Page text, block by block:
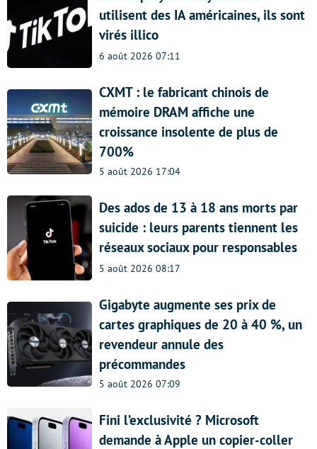
utilisent des IA américaines, ils sont
virés illico
6 août 2026 07:11
CXMT : le fabricant chinois de
mémoire DRAM affiche une
croissance insolente de plus de
700%
5 août 2026 17:04
Des ados de 13 à 18 ans morts par
suicide : leurs parents tiennent les
réseaux sociaux pour responsables
5 août 2026 08:17
Gigabyte augmente ses prix de
cartes graphiques de 20 à 40 %, un
revendeur annule des
précommandes
5 août 2026 07:09
Fini l’exclusivité ? Microsoft
demande à Apple un copier-coller